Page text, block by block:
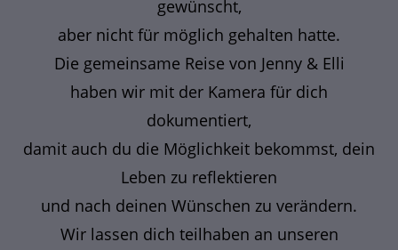
gewünscht,
aber nicht für möglich gehalten hatte.
Die gemeinsame Reise von Jenny & Elli
haben wir mit der Kamera für dich
dokumentiert,
damit auch du die Möglichkeit bekommst, dein
Leben zu reflektieren
und nach deinen Wünschen zu verändern.
Wir lassen dich teilhaben an unseren